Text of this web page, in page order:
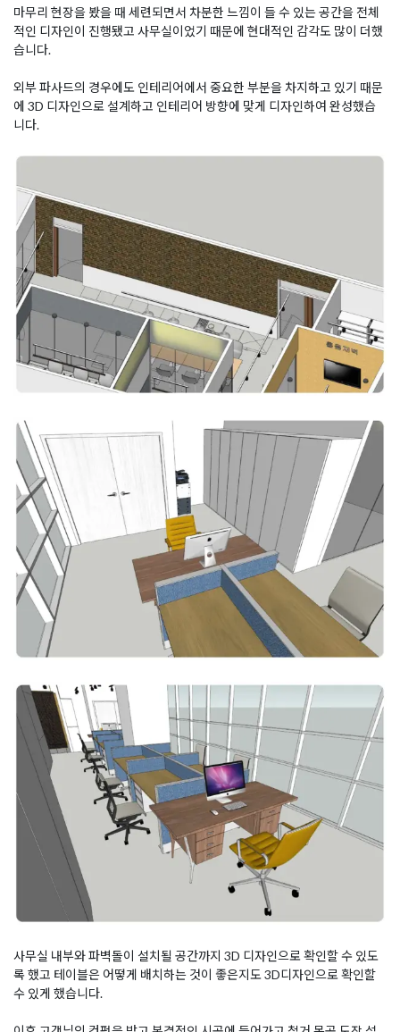
마무리 현장을 봤을 때 세련되면서 차분한 느낌이 들 수 있는 공간을 전체
적인 디자인이 진행됐고 사무실이었기 때문에 현대적인 감각도 많이 더했
습니다.
외부 파사드의 경우에도 인테리어에서 중요한 부분을 차지하고 있기 때문
에 3D 디자인으로 설계하고 인테리어 방향에 맞게 디자인하여 완성했습
니다.
사무실 내부와 파벽돌이 설치될 공간까지 3D 디자인으로 확인할 수 있도
록 했고 테이블은 어떻게 배치하는 것이 좋은지도 3D디자인으로 확인할
수 있게 했습니다.